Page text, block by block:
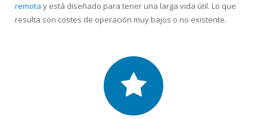
remota y está diseñado para tener una larga vida útil. Lo que
resulta son costes de operación muy bajos o no existente.